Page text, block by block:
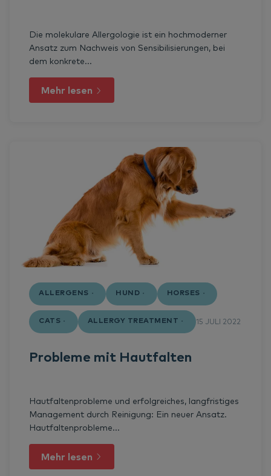
Die molekulare Allergologie ist ein hochmoderner
Ansatz zum Nachweis von Sensibilisierungen, bei
dem konkrete...
Mehr lesen
ALLERGENS HUND HORSES
CATS ALLERGY TREATMENT 15 JULI 2022
Probleme mit Hautfalten
Hautfaltenprobleme und erfolgreiches, langfristiges
Management durch Reinigung: Ein neuer Ansatz.
Hautfaltenprobleme...
Mehr lesen